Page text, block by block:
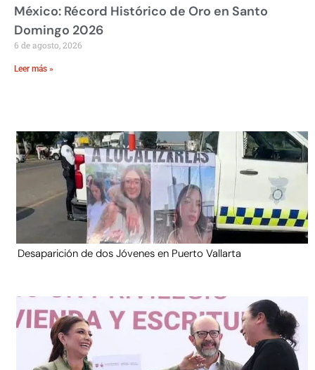
México: Récord Histórico de Oro en Santo
Domingo 2026
6 de agosto, 2026
Leer más »
Desaparición de dos Jóvenes en Puerto Vallarta